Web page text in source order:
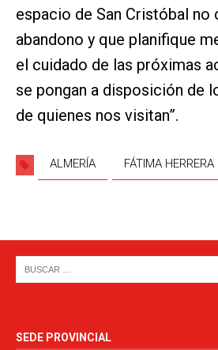
espacio de San Cristóbal no
abandono y que planifique
el cuidado de las próximas
se pongan a disposición de
de quienes nos visitan”.
ALMERÍA FÁTIMA HERRERA
SEDE PROVINCIAL